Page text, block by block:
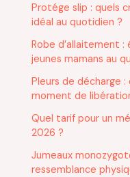
Protége slip : quels
idéal au quotidien ?
Robe d’allaitement
jeunes mamans au
Pleurs de décharge
moment de
Quel tarif pour un
2026 ?
Jumeaux
ressemblance